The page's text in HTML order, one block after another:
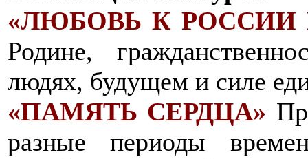
«ЛЮБОВЬ К РОССИИ
Родине,
людях, будущем и силе
«ПАМЯТЬ СЕРДЦА»
разные периоды